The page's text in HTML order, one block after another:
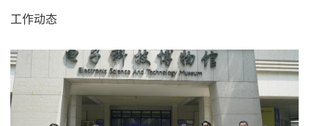
感动中国2018年度人物”张渠伟参观我校
工作动态